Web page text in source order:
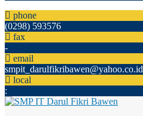
phone
(0298) 593576
fax
-
email
smpit_darulfikribawen@yahoo.co.id
local
: